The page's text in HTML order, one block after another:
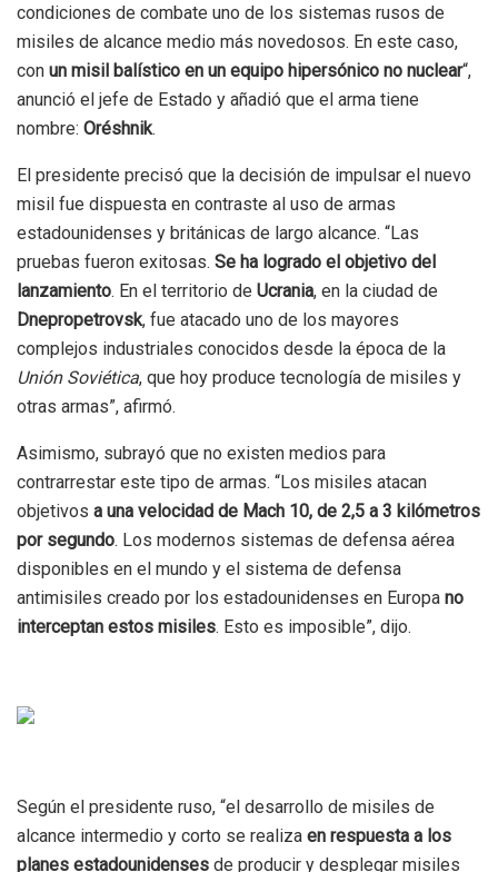
condiciones de combate uno de los sistemas rusos de
misiles de alcance medio más novedosos. En este caso,
con un misil balístico en un equipo hipersónico no nuclear“,
anunció el jefe de Estado y añadió que el arma tiene
nombre: Oréshnik.
El presidente precisó que la decisión de impulsar el nuevo
misil fue dispuesta en contraste al uso de armas
estadounidenses y británicas de largo alcance. “Las
pruebas fueron exitosas. Se ha logrado el objetivo del
lanzamiento. En el territorio de Ucrania, en la ciudad de
Dnepropetrovsk, fue atacado uno de los mayores
complejos industriales conocidos desde la época de la
Unión Soviética, que hoy produce tecnología de misiles y
otras armas”, afirmó.
Asimismo, subrayó que no existen medios para
contrarrestar este tipo de armas. “Los misiles atacan
objetivos a una velocidad de Mach 10, de 2,5 a 3 kilómetros
por segundo. Los modernos sistemas de defensa aérea
disponibles en el mundo y el sistema de defensa
antimisiles creado por los estadounidenses en Europa no
interceptan estos misiles. Esto es imposible”, dijo.
Según el presidente ruso, “el desarrollo de misiles de
alcance intermedio y corto se realiza en respuesta a los
planes estadounidenses de producir y desplegar misiles